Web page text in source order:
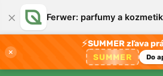
× Ferwer: parfumy a
×
⚡SUMMER zľava
SUMMER Do